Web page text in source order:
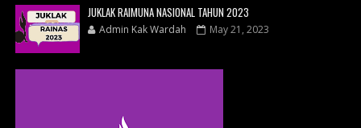
JUKLAK RAIMUNA NASIONAL TAHUN 2023
Admin Kak Wardah May 21, 2023